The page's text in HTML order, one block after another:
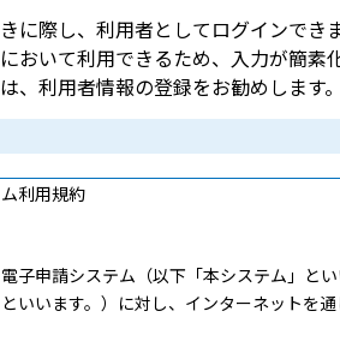
際し、利用者としてログインできま
いて利用できるため、入力が簡素
利用者情報の登録をお勧めします。
利用規約
申請システム（以下「本システム」と
いいます。）に対し、インターネットを